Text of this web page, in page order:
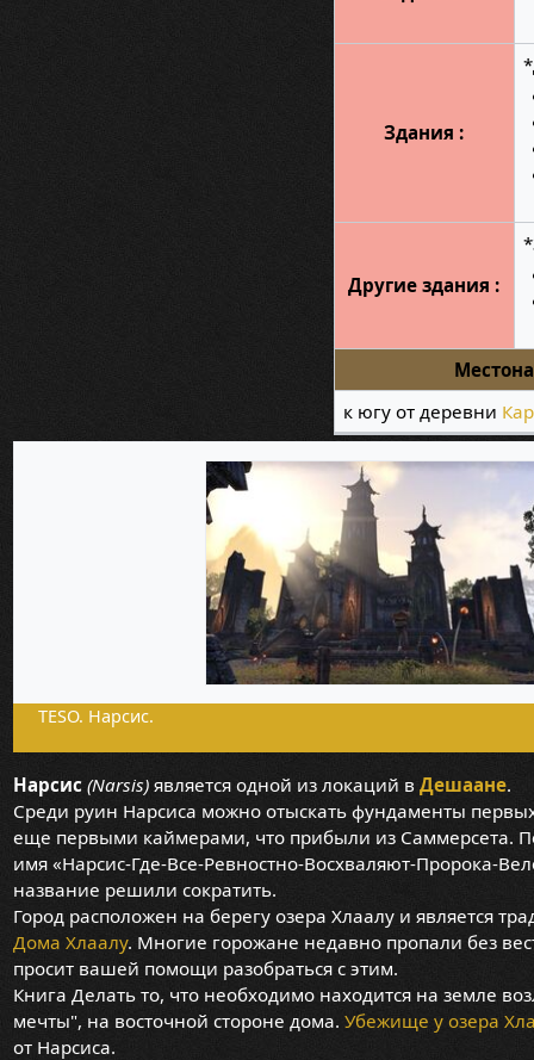
Здания :
Другие здания :
к югу от деревни
TESO. Нарсис.
Нарсис (Narsis)является одной из локаций в Дешаане.
Среди руин Нарсиса можно отыскать фундаменты
еще первыми каймерами, что прибыли из Саммерсета.
имя «Нарсис-Где-Все-Ревностно-Восхваляют-Пророка-
название решили сократить.
Город расположен на берегу озера Хлаалу и является
Дома Хлаалу. Многие горожане недавно пропали без
просит вашей помощи разобраться с этим.
Книга Делать то, что необходимо находится на земле
мечты", на восточной стороне дома. Убежище у озера
от Нарсиса.